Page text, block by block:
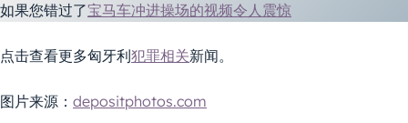
如果您错过了宝马车冲进操场的视频令人震惊
点击查看更多匈牙利犯罪相关新闻。
图片来源： depositphotos.com